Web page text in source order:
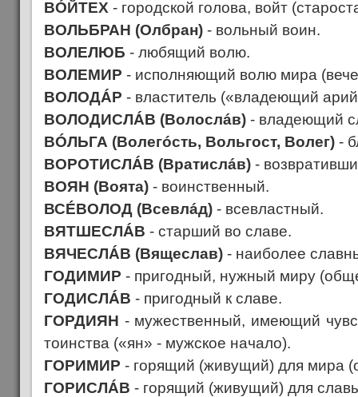
ВÓЙТЕХ - городской голова, войт
ВОЛЬБРАН (Олбран) - вольный воин.
ВОЛЕЛЮБ - любящий волю.
ВОЛЕМИР - исполняющий волю мира
ВОЛОДÁР - властитель («владеющий
ВОЛОДИСЛÁВ (Волослáв) - владеющий
ВÓЛЬГА (Волегóсть, Вольгост, Волег) -
ВОРОТИСЛÁВ (Вратислáв) -
ВОЯН (Воята) - воинственный.
ВСÉВОЛОД (Всевлáд) - всевластный.
ВЯТШЕСЛÁВ - старший во славе.
ВЯЧЕСЛÁВ (Вящеслав) - наиболее
ГОДИМИР - пригодный, нужный миру
ГОДИСЛÁВ - пригодный к славе.
ГОРДИЯН - мужественный, имеющий
тоинства («ян» - мужское начало).
ГОРИМИР - горящий (живущий) для мира
ГОРИСЛÁВ - горящий (живущий) для